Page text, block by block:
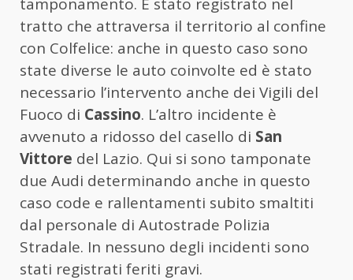
tratto che attraversa il territorio al confine
con Colfelice: anche in questo caso sono
state diverse le auto coinvolte ed è stato
necessario l’intervento anche dei Vigili del
Fuoco di Cassino. L’altro incidente è
avvenuto a ridosso del casello di San
Vittore del Lazio. Qui si sono tamponate
due Audi determinando anche in questo
caso code e rallentamenti subito smaltiti
dal personale di Autostrade Polizia
Stradale. In nessuno degli incidenti sono
stati registrati feriti gravi.